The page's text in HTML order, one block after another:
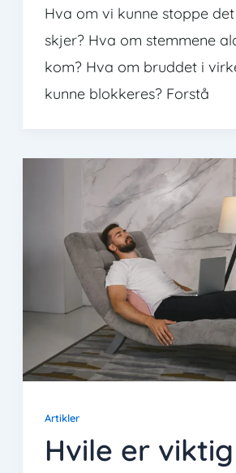
Hva om vi kunne stoppe
skjer? Hva om stemmene
kom? Hva om bruddet i
kunne blokkeres? Forstå
Artikler
Hvile er